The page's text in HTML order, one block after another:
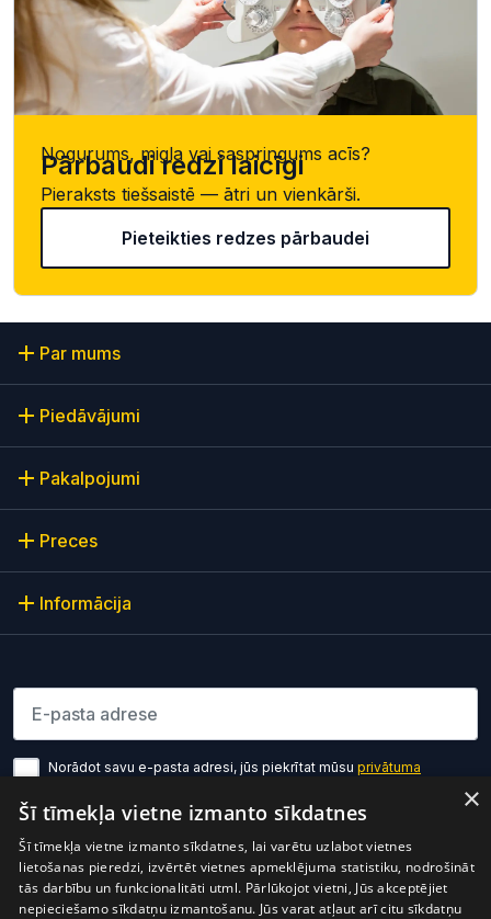
Nogurums, migla vai saspringums acīs?
Pārbaudi redzi laicīgi
Pieraksts tiešsaistē — ātri un vienkārši.
Pieteikties redzes pārbaudei
Par mums
Piedāvājumi
Pakalpojumi
Preces
Informācija
Lūdzu ievadiet e-pasta adresi
Norādot savu e-pasta adresi, jūs piekrītat mūsu privātuma
Pierakstīties
×
Šī tīmekļa vietne izmanto sīkdatnes
Šī tīmekļa vietne izmanto sīkdatnes, lai varētu uzlabot vietnes
lietošanas pieredzi, izvērtēt vietnes apmeklējuma statistiku, nodrošināt
tās darbību un funkcionalitāti utml. Pārlūkojot vietni, Jūs akceptējiet
nepieciešamo sīkdatņu izmantošanu. Jūs varat atļaut arī citu sīkdatņu